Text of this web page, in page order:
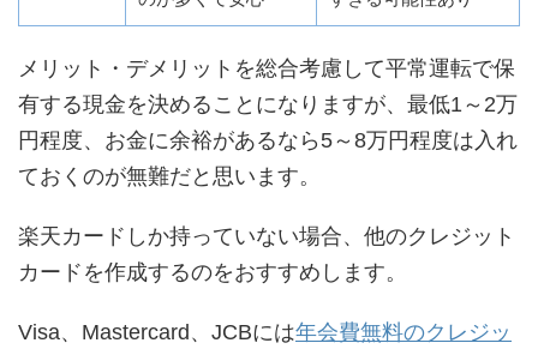
メリット・デメリットを総合考慮して平常運転で保
有する現金を決めることになりますが、最低1～2万
円程度、お金に余裕があるなら5～8万円程度は入れ
ておくのが無難だと思います。
楽天カードしか持っていない場合、他のクレジット
カードを作成するのをおすすめします。
Visa、Mastercard、JCBには年会費無料のクレジッ